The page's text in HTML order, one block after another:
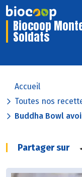
Biocoop
Soldats
Accueil
Toutes nos
Buddha Bowl
Partager sur